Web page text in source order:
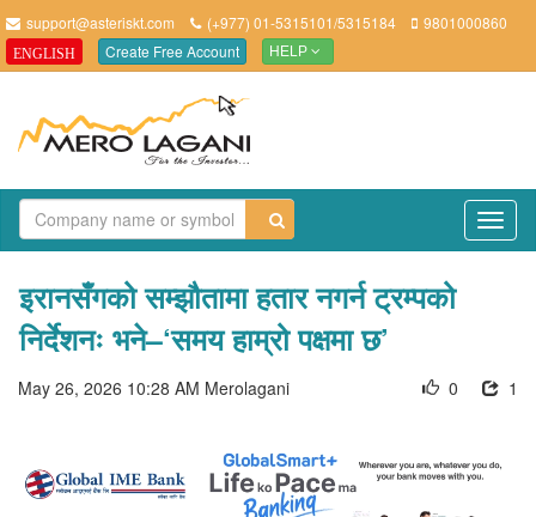
support@asteriskt.com (+977) 01-5315101/5315184 9801000860
ENGLISH Create Free Account HELP
इरानसँगको सम्झौतामा हतार नगर्न ट्रम्पको
निर्देशनः भने–‘समय हाम्रो पक्षमा छ’
May 26, 2026 10:28 AM Merolagani 1
0